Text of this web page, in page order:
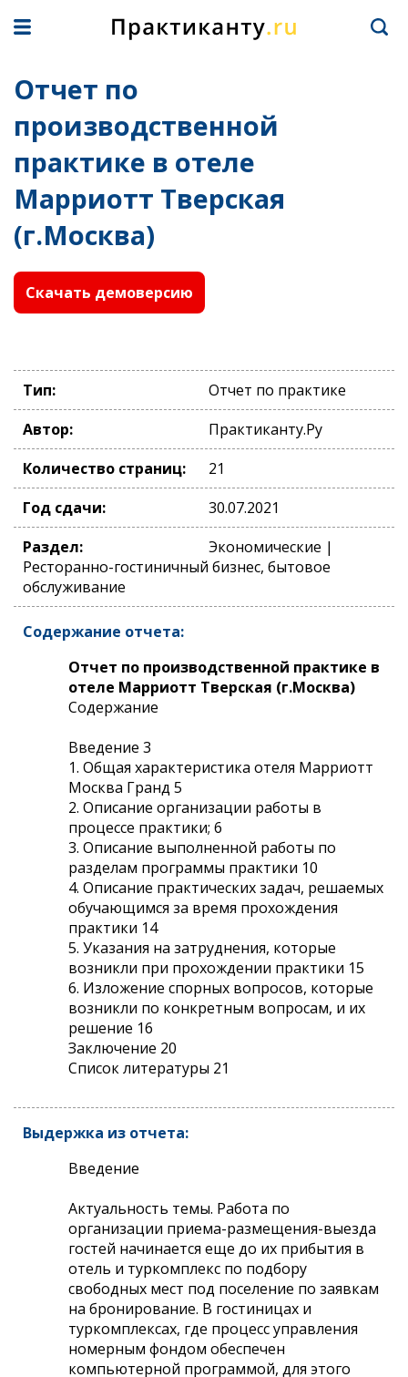
Отчет по
производственной
практике в отеле
Марриотт Тверская
(г.Москва)
Скачать демоверсию
Тип:
Отчет по практике
Автор:
Практиканту.Ру
Количество страниц:
21
Год сдачи:
30.07.2021
Раздел:
Экономические |
Ресторанно-гостиничный бизнес, бытовое
обслуживание
Содержание отчета:
Отчет по производственной практике в
отеле Марриотт Тверская (г.Москва)
Содержание
Введение 3
1. Общая характеристика отеля Марриотт
Москва Гранд 5
2. Описание организации работы в
процессе практики; 6
3. Описание выполненной работы по
разделам программы практики 10
4. Описание практических задач, решаемых
обучающимся за время прохождения
практики 14
5. Указания на затруднения, которые
возникли при прохождении практики 15
6. Изложение спорных вопросов, которые
возникли по конкретным вопросам, и их
решение 16
Заключение 20
Список литературы 21
Выдержка из отчета:
Введение
Актуальность темы. Работа по
организации приема-размещения-выезда
гостей начинается еще до их прибытия в
отель и туркомплекс по подбору
свободных мест под поселение по заявкам
на бронирование. В гостиницах и
туркомплексах, где процесс управления
номерным фондом обеспечен
компьютерной программой, для этого